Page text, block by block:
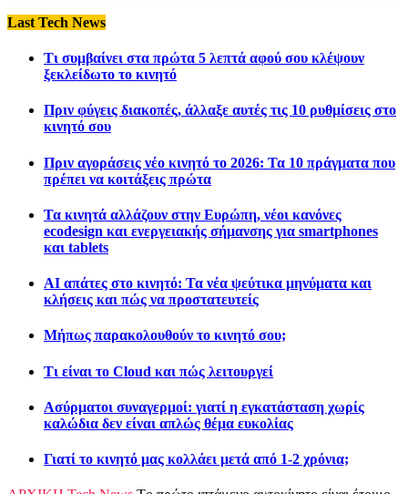
Last Tech News
Τι συμβαίνει στα πρώτα 5 λεπτά αφού σου κλέψουν
ξεκλείδωτο το κινητό
Πριν φύγεις διακοπές, άλλαξε αυτές τις 10 ρυθμίσεις στο
κινητό σου
Πριν αγοράσεις νέο κινητό το 2026: Τα 10 πράγματα που
πρέπει να κοιτάξεις πρώτα
Τα κινητά αλλάζουν στην Ευρώπη, νέοι κανόνες
ecodesign και ενεργειακής σήμανσης για smartphones
και tablets
AI απάτες στο κινητό: Τα νέα ψεύτικα μηνύματα και
κλήσεις και πώς να προστατευτείς
Μήπως παρακολουθούν το κινητό σου;
Τι είναι το Cloud και πώς λειτουργεί
Ασύρματοι συναγερμοί: γιατί η εγκατάσταση χωρίς
καλώδια δεν είναι απλώς θέμα ευκολίας
Γιατί το κινητό μας κολλάει μετά από 1-2 χρόνια;